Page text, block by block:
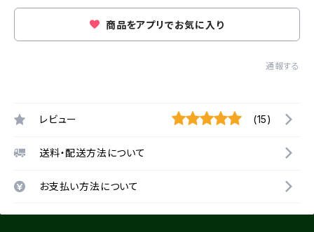
商品をアプリでお気に入り
通報する
レビュー (15)
送料・配送方法について
お支払い方法について